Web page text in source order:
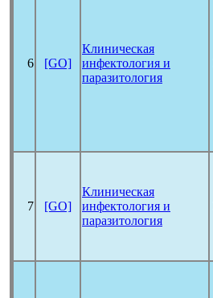
6 [GO]
Клиническая
инфектология и
паразитология
7 [GO]
Клиническая
инфектология и
паразитология